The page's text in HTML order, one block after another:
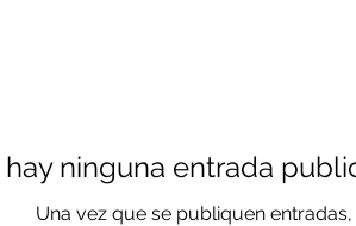
ninguna entrada
Una vez que se publiquen